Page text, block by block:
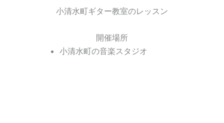
小清水町ギター教室のレッスン
開催場所
小清水町の音楽スタジオ